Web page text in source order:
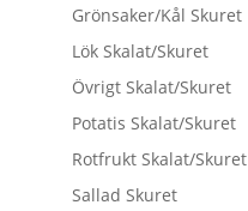
Grönsaker/Kål Skuret
Lök Skalat/Skuret
Övrigt Skalat/Skuret
Potatis Skalat/Skuret
Rotfrukt Skalat/Skuret
Sallad Skuret